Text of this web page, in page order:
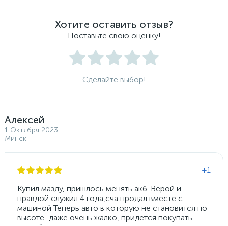
Хотите оставить отзыв?
Поставьте свою оценку!
Сделайте выбор!
Алексей
1 Октября 2023
Минск
+1
Купил мазду, пришлось менять акб. Верой и
правдой служил 4 года,сча продал вместе с
машиной Теперь авто в которую не становится по
высоте...даже очень жалко, придется покупать